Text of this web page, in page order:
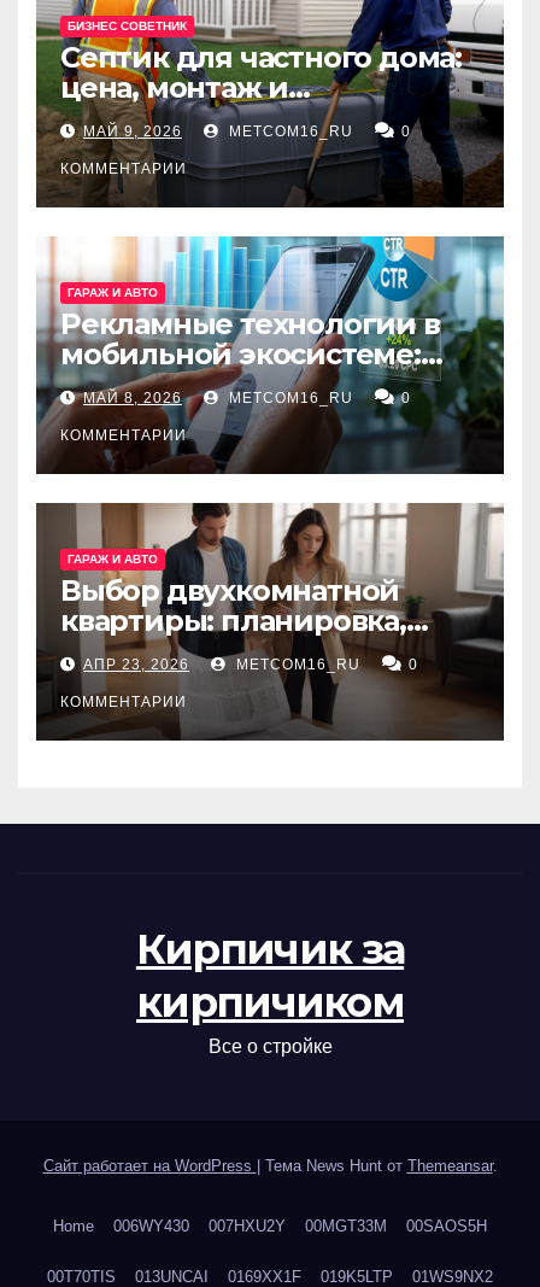
БИЗНЕС СОВЕТНИК
Септик для частного дома:
цена, монтаж и
организация автономной
канализации
МАЙ 9, 2026 METCOM16_RU 0
КОММЕНТАРИИ
ГАРАЖ И АВТО
Рекламные технологии в
мобильной экосистеме:
ключевые сервисы и
принципы работы
МАЙ 8, 2026 METCOM16_RU 0
КОММЕНТАРИИ
ГАРАЖ И АВТО
Выбор двухкомнатной
квартиры: планировка,
состояние жилья и
проверка документов
АПР 23, 2026 METCOM16_RU 0
КОММЕНТАРИИ
Кирпичик за
кирпичиком
Все о стройке
Сайт работает на WordPress Тема News Hunt от Themeansar.
Home 006WY430 007HXU2Y 00MGT33M 00SAOS5H
00T70TIS 013UNCAI 0169XX1F 019K5LTP 01WS9NX2